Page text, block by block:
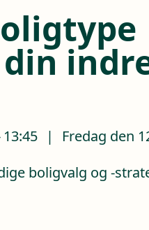
13:45 |
Fredag den
boligvalg og -